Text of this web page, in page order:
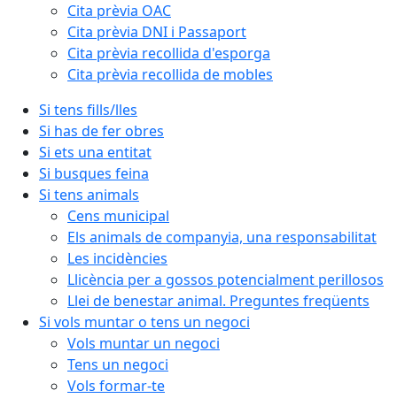
Cita prèvia OAC
Cita prèvia DNI i Passaport
Cita prèvia recollida d'esporga
Cita prèvia recollida de mobles
Si tens fills/lles
Si has de fer obres
Si ets una entitat
Si busques feina
Si tens animals
Cens municipal
Els animals de companyia, una responsabilitat
Les incidències
Llicència per a gossos potencialment perillosos
Llei de benestar animal. Preguntes freqüents
Si vols muntar o tens un negoci
Vols muntar un negoci
Tens un negoci
Vols formar-te